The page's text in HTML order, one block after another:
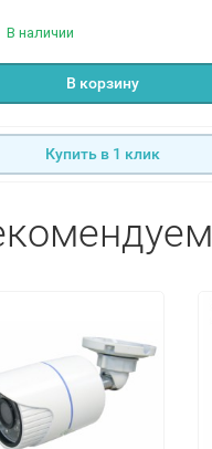
В наличии
В корзину
Купить в 1 клик